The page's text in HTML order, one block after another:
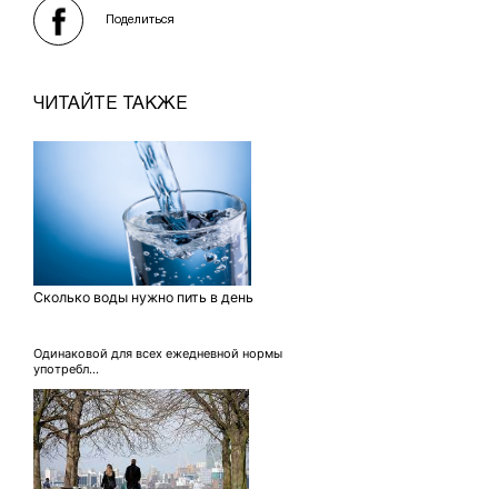
Поделиться
ЧИТАЙТЕ ТАКЖЕ
Сколько воды нужно пить в день
Одинаковой для всех ежедневной нормы
употребл...